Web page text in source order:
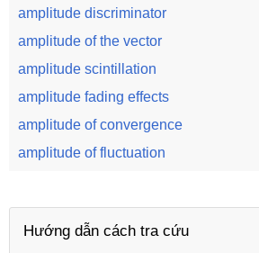
amplitude discriminator
amplitude of the vector
amplitude scintillation
amplitude fading effects
amplitude of convergence
amplitude of fluctuation
Hướng dẫn cách tra cứu